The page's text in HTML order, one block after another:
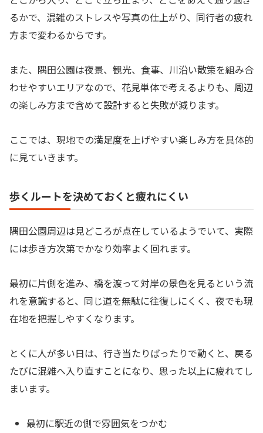
るかで、混雑のストレスや写真の仕上がり、同行者の疲れ
方まで変わるからです。
また、隅田公園は夜景、観光、食事、川沿い散策を組み合
わせやすいエリアなので、花見単体で考えるよりも、周辺
の楽しみ方まで含めて設計すると失敗が減ります。
ここでは、現地での満足度を上げやすい楽しみ方を具体的
に見ていきます。
歩くルートを決めておくと疲れにくい
隅田公園周辺は見どころが点在しているようでいて、実際
には歩き方次第でかなり効率よく回れます。
最初に片側を進み、橋を渡って対岸の景色を見るという流
れを意識すると、同じ道を無駄に往復しにくく、夜でも現
在地を把握しやすくなります。
とくに人が多い日は、行き当たりばったりで動くと、戻る
たびに混雑へ入り直すことになり、思った以上に疲れてし
まいます。
最初に駅近の側で雰囲気をつかむ